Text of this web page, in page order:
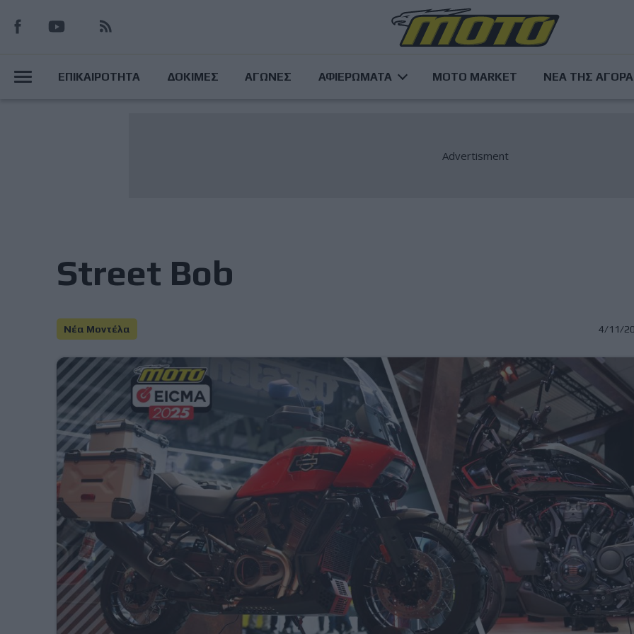
προς
κυρίως
MainΕΠΙΚΑΙΡΟΤΗΤΑ ΔΟΚΙΜΕΣ ΑΓΩΝΕΣ ΑΦΙΕΡΩΜΑΤΑ MOTO MARKET ΝΕΑ ΤΗΣ
Street Bob
Νέα Μοντέλα 4/11/